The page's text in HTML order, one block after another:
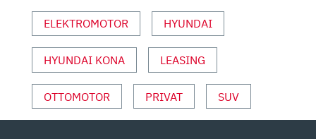
FISCHER“
VON
ANZEIGEN
ELEKTROMOTOR HYUNDAI
HYUNDAI KONA LEASING
OTTOMOTOR PRIVAT SUV